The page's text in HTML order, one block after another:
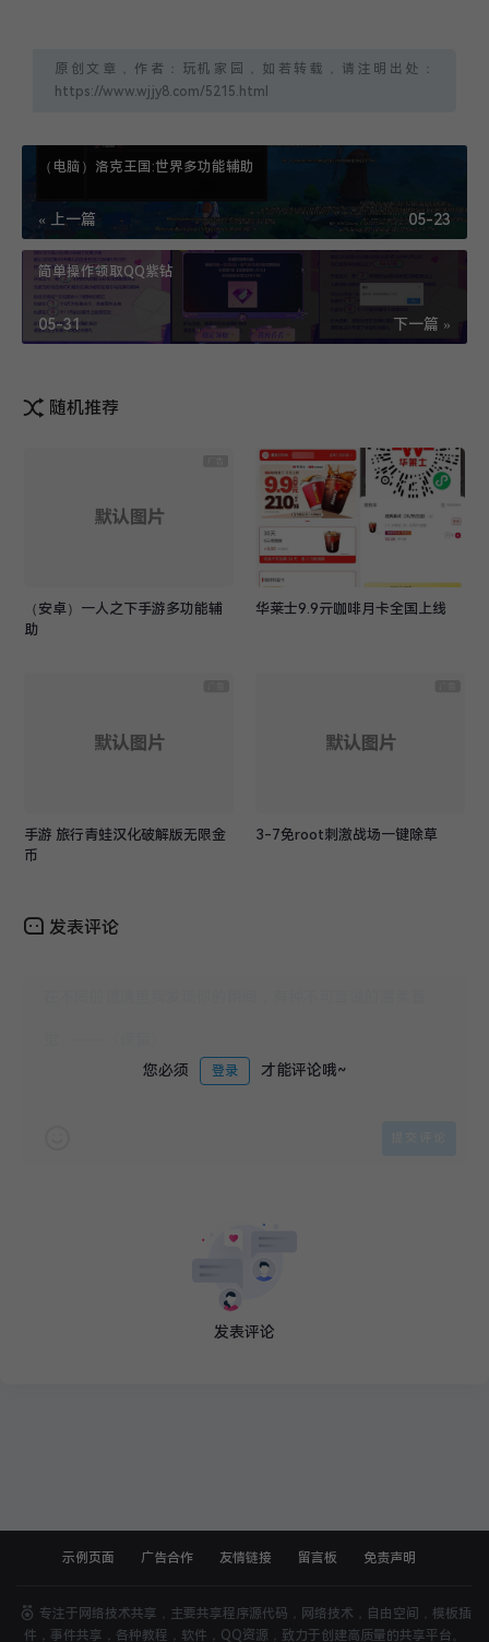
原创文章，作者：玩机家园，如若转载，请注明出处：
https://www.wjjy8.com/5215.html
（电脑）洛克王国:世界多功能辅助
« 上一篇 05-23
简单操作领取QQ紫钻
下一篇 »
05-31
随机推荐
（安卓）一人之下手游多功能辅
助
华莱士9.9亓咖啡月卡全国上线
手游 旅行青蛙汉化破解版无限金
币
3-7免root刺激战场一键除草
发表评论
您必须 登录 才能评论哦~
发表评论
示例页面 广告合作 友情链接 留言板 免责声明
专注于网络技术共享，主要共享程序源代码，网络技术，自由空间，模板插
件，事件共享，各种教程，软件，QQ资源，致力于创建高质量的共享平台。